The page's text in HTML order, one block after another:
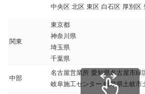
中央区 北区 東区 白石区 厚別区
関東
東京都
神奈川県
埼玉県
千葉県
中部
名古屋営業所 愛知県名古屋市緑
岐阜施工センター 岐阜県土岐市